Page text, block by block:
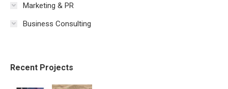
Marketing & PR
Business Consulting
Recent Projects